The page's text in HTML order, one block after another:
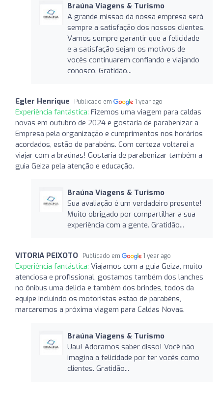
Braúna Viagens & Turismo
A grande missão da nossa empresa será
sempre a satisfação dos nossos clientes.
Vamos sempre garantir que a felicidade
e a satisfação sejam os motivos de
vocês continuarem confiando e viajando
conosco. Gratidão...
Egler Henrique Publicado em 1 year ago
Experiência fantástica: Fizemos uma viagem para caldas
novas em outubro de 2024 e gostaria de parabenizar a
Empresa pela organização e cumprimentos nos horários
acordados, estão de parabéns. Com certeza voltarei a
viajar com a braúnas! Gostaria de parabenizar também a
guia Geiza pela atenção e educação.
Braúna Viagens & Turismo
Sua avaliação é um verdadeiro presente!
Muito obrigado por compartilhar a sua
experiência com a gente. Gratidão...
VITORIA PEIXOTO Publicado em 1 year ago
Experiência fantástica: Viajamos com a guia Geiza, muito
atenciosa e profissional, gostamos também dos lanches
no ônibus uma delicia e também dos brindes, todos da
equipe incluindo os motoristas estão de parabéns,
marcaremos a próxima viagem para Caldas Novas.
Braúna Viagens & Turismo
Uau! Adoramos saber disso! Você não
imagina a felicidade por ter vocês como
clientes. Gratidão...